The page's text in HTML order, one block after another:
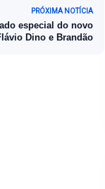
PRÓXIMA NOTÍCIA
especial do novo
Dino e Brandão